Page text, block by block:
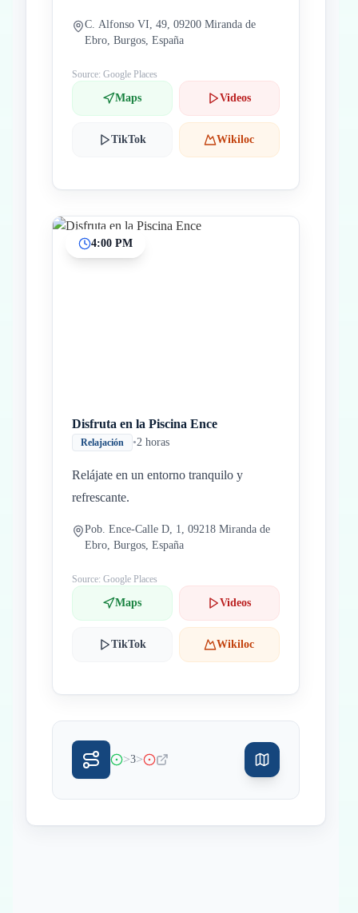
C. Alfonso VI, 49, 09200 Miranda de
Ebro, Burgos, España
Source: Google Places
Maps Videos
TikTok Wikiloc
4:00 PM
Disfruta en la Piscina Ence
Relajación •2 horas
Relájate en un entorno tranquilo y
refrescante.
Pob. Ence-Calle D, 1, 09218 Miranda de
Ebro, Burgos, España
Source: Google Places
Maps Videos
TikTok Wikiloc
>3>